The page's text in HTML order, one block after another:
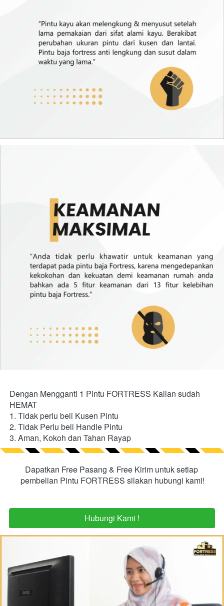
Dengan Mengganti 1 Pintu FORTRESS Kalian sudah
HEMAT
1. Tidak perlu beli Kusen Pintu
2. Tidak Perlu beli Handle Pintu
3. Aman, Kokoh dan Tahan Rayap
Dapatkan Free Pasang & Free Kirim untuk setiap
pembelian Pintu FORTRESS silakan hubungi kami!
`Hubungi Kami !